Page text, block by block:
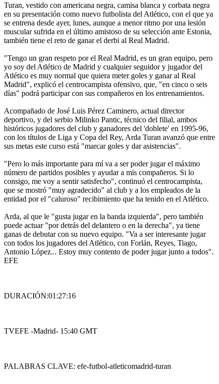
Turan, vestido con americana negra, camisa blanca y corbata negra
en su presentación como nuevo futbolista del Atlético, con el que ya
se entrena desde ayer, lunes, aunque a menor ritmo por una lesión
muscular sufrida en el último amistoso de su selección ante Estonia,
también tiene el reto de ganar el derbi al Real Madrid.
"Tengo un gran respeto por el Real Madrid, es un gran equipo, pero
yo soy del Atlético de Madrid y cualquier seguidor y jugador del
Atlético es muy normal que quiera meter goles y ganar al Real
Madrid", explicó el centrocampista ofensivo, que, "en cinco o seis
días" podrá participar con sus compañeros en los entrenamientos.
Acompañado de José Luis Pérez Caminero, actual director
deportivo, y del serbio Milinko Pantic, técnico del filial, ambos
históricos jugadores del club y ganadores del 'doblete' en 1995-96,
con los títulos de Liga y Copa del Rey, Arda Turan avanzó que entre
sus metas este curso está "marcar goles y dar asistencias".
"Pero lo más importante para mí va a ser poder jugar el máximo
número de partidos posibles y ayudar a mis compañeros. Si lo
consigo, me voy a sentir satisfecho", continuó el centrocampista,
que se mostró "muy agradecido" al club y a los empleados de la
entidad por el "caluroso" recibimiento que ha tenido en el Atlético.
Arda, al que le "gusta jugar en la banda izquierda", pero también
puede actuar "por detrás del delantero o en la derecha", ya tiene
ganas de debutar con su nuevo equipo. "Va a ser interesante jugar
con todos los jugadores del Atlético, con Forlán, Reyes, Tiago,
Antonio López... Estoy muy contento de poder jugar junto a todos".
EFE
DURACIÓN:01:27:16
TVEFE -Madrid- 15:40 GMT
PALABRAS CLAVE: efe-futbol-atleticomadrid-turan